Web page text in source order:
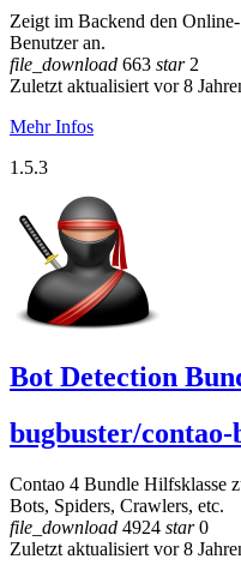
Zeigt im Backend den
Benutzer an.
file_download 663 star2
Zuletzt aktualisiert vor 8
Mehr Infos
1.5.3
Bot Detection
bugbuster/
Contao 4 Bundle Hilfsklasse
Bots, Spiders, Crawlers, etc.
file_download 4924 star0
Zuletzt aktualisiert vor 8